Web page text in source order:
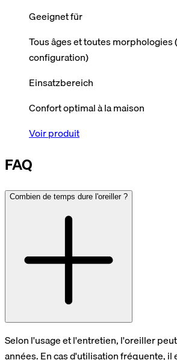
Geeignet für
Tous âges et toutes morphologies
configuration)
Einsatzbereich
Confort optimal à la maison
Voir produit
FAQ
Combien de temps dure l'oreiller ?
Selon l'usage et l'entretien, l'oreiller
années. En cas d'utilisation fréquente, il